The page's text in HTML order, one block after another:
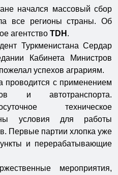
начался массовый сбор
все регионы страны. Об
агентство TDH .
Туркменистана Сердар
Кабинета Министров
успехов аграриям.
проводится с применением
и автотранспорта.
техническое
условия для работы
Первые партии хлопка уже
и перерабатывающие
мероприятия,